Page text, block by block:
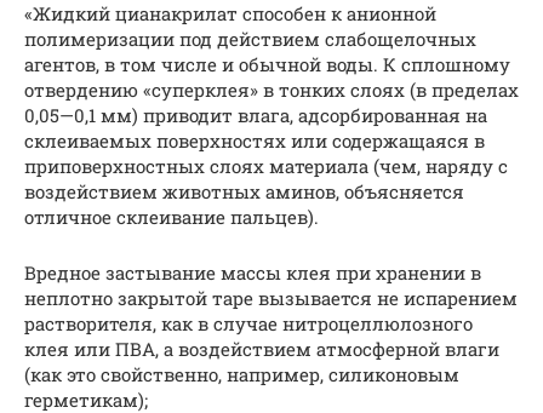
«Жидкий цианакрилат способен к анионной
полимеризации под действием слабощелочных
агентов, в том числе и обычной воды. К сплошному
отвердению «суперклея» в тонких слоях (в пределах
0,05—0,1 мм) приводит влага, адсорбированная на
склеиваемых поверхностях или содержащаяся в
приповерхностных слоях материала (чем, наряду с
воздействием животных аминов, объясняется
отличное склеивание пальцев).
Вредное застывание массы клея при хранении в
неплотно закрытой таре вызывается не испарением
растворителя, как в случае нитроцеллюлозного
клея или ПВА, а воздействием атмосферной влаги
(как это свойственно, например, силиконовым
герметикам);